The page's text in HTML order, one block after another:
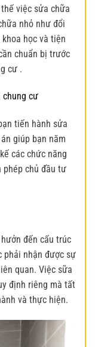
việc sửa chữa
nhỏ như đổi
học và tiện
chuẩn bị trước
cư .
chung cư
tiến hành sửa
giúp bạn năm
các chức năng
phép chủ đầu tư
đến cấu trúc
phải nhận được sự
quan. Việc sữa
định riêng mà tất
và thực hiện.